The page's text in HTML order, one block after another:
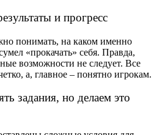
и прогресс
понимать, на каком именно
«прокачать» себя. Правда,
возможности не следует. Все
а, главное – понятно игрокам.
задания, но делаем это